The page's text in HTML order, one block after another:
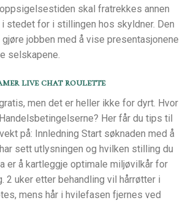
skal fratrekkes annen
i stedet for i stillingen hos skyldner. Den
jobben med å vise presentasjonene
selskapene.
live chat roulette
men det er heller ikke for dyrt. Hvor
Her får du tips til
på: Innledning Start søknaden med å
sett utlysningen og hvilken stilling du
er å kartleggje optimale miljøvilkår for
2 uker etter behandling vil hårrøtter i
mens hår i hvilefasen fjernes ved